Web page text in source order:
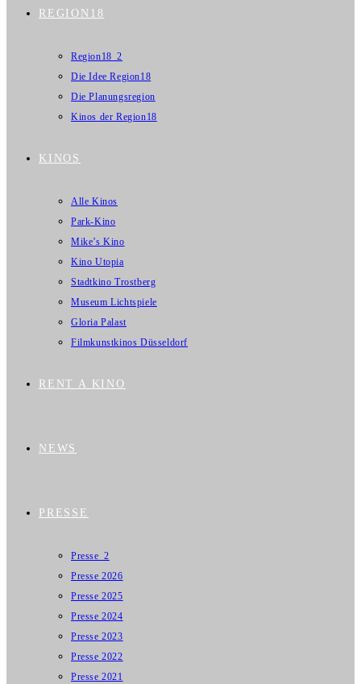
REGION18
Region18_2
Die Idee Region18
Die Planungsregion
Kinos der Region18
KINOS
Alle Kinos
Park-Kino
Mike’s Kino
Kino Utopia
Stadtkino Trostberg
Museum Lichtspiele
Gloria Palast
Filmkunstkinos Düsseldorf
RENT A KINO
NEWS
PRESSE
Presse_2
Presse 2026
Presse 2025
Presse 2024
Presse 2023
Presse 2022
Presse 2021